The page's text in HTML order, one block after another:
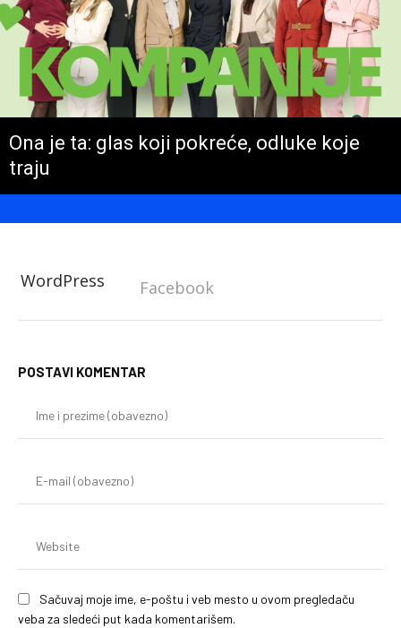
Ona je ta: glas koji pokreće, odluke koje
traju
WordPress Facebook
POSTAVI KOMENTAR
Sačuvaj moje ime, e-poštu i veb mesto u ovom pregledaču
veba za sledeći put kada komentarišem.